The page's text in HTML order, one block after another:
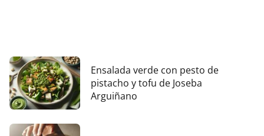
Ensalada verde con pesto de
pistacho y tofu de Joseba
Arguiñano